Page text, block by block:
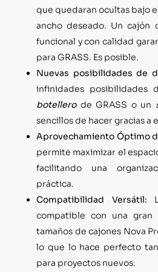
que quedaran ocultas bajo
ancho deseado. Un cajón
funcional y con calidad
para GRASS. Es posible.
Nuevas posibilidades de
infinidades posibilidades
botellerode GRASS o un
sencillos de hacer gracias a
Aprovechamiento Óptimo
permite maximizar el
facilitando una
práctica.
Compatibilidad Versátil:
compatible con una
tamaños de cajones Nova
lo que lo hace perfecto
para proyectos nuevos.